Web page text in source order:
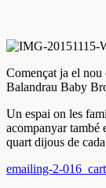
Començat ja el nou
Balandrau Baby
Un espai on les
acompanyar també
quart dijous de
emailing-2-